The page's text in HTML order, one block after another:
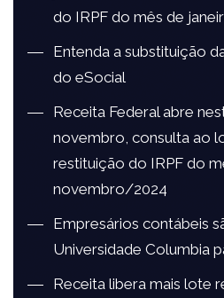
do IRPF do mês de
Entenda a substituição
do eSocial
Receita Federal abre
novembro, consulta ao
restituição do IRPF do
novembro/2024
Empresários contábeis
Universidade Columbia
Receita libera mais lote